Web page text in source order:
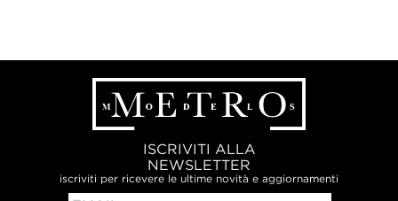
ISCRIVITI ALLA
NEWSLETTER
iscriviti per ricevere le ultime novità e aggiornamenti